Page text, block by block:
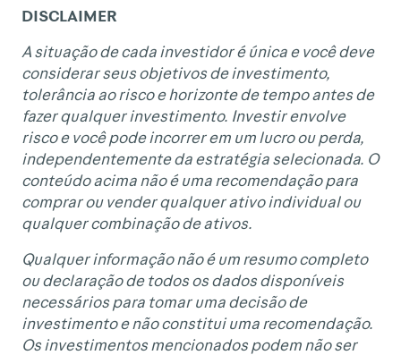
DISCLAIMER
A situação de cada investidor é única e você deve
considerar seus objetivos de investimento,
tolerância ao risco e horizonte de tempo antes de
fazer qualquer investimento. Investir envolve
risco e você pode incorrer em um lucro ou perda,
independentemente da estratégia selecionada. O
conteúdo acima não é uma recomendação para
comprar ou vender qualquer ativo individual ou
qualquer combinação de ativos.
Qualquer informação não é um resumo completo
ou declaração de todos os dados disponíveis
necessários para tomar uma decisão de
investimento e não constitui uma recomendação.
Os investimentos mencionados podem não ser